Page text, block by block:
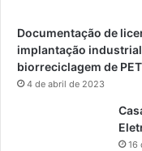
Documentação de
implantação
biorreciclagem de
4 de abril de 2023
16